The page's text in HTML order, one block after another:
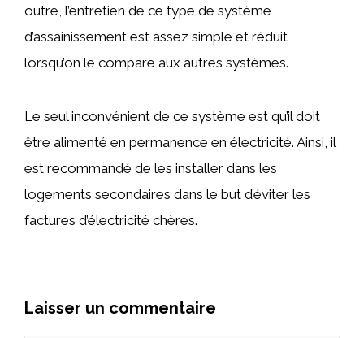
outre, l’entretien de ce type de système
d’assainissement est assez simple et réduit
lorsqu’on le compare aux autres systèmes.
Le seul inconvénient de ce système est qu’il doit
être alimenté en permanence en électricité. Ainsi, il
est recommandé de les installer dans les
logements secondaires dans le but d’éviter les
factures d’électricité chères.
Laisser un commentaire